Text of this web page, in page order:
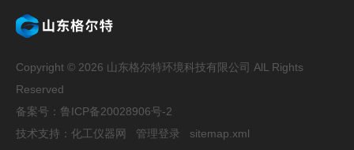
Copyright © 2026 山东格尔特环境科技有限公司 AlL Rights
Reserved
备案号：鲁ICP备20028906号-2
技术支持： 化工仪器网 管理登录 sitemap.xml